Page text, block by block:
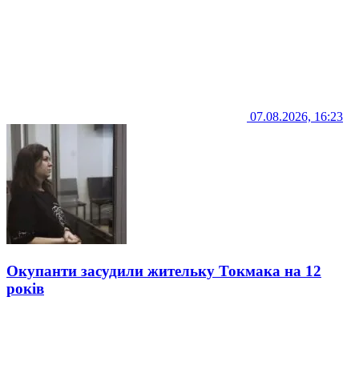
07.08.2026, 16:23
Окупанти засудили жительку Токмака на 12
років